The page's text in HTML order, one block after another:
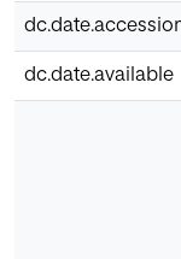
dc.date.available